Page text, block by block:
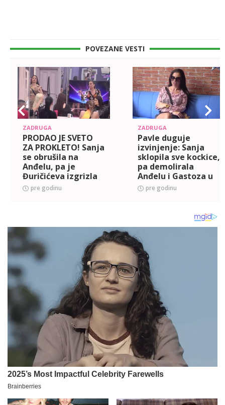
POVEZANE VESTI
ZADRUGA
PRODAO JE SVETO
ZA PROKLETO! Sanja
se obrušila na
Anđelu, pa je
Đuričićeva izgrizla
argumentima, a
Uroš svom snagom
pre godinu
ZADRUGA
Pavle duguje
izvinjenje: Sanja
sklopila sve kockice,
pa demolirala
Anđelu i Gastoza u
paketu! (VIDEO)
pre godinu